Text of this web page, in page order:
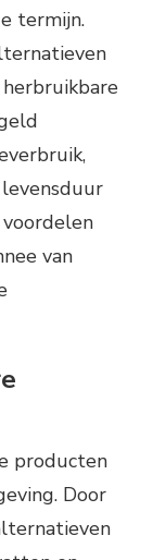
termijn.
van
producten
Door